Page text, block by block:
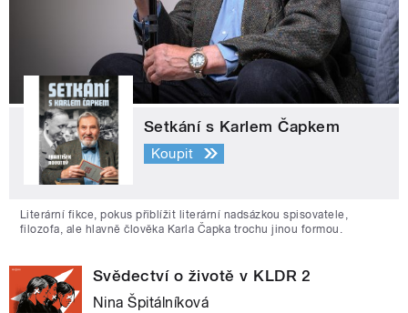
Setkání s Karlem Čapkem
Koupit
Literární fikce, pokus přiblížit literární nadsázkou spisovatele,
filozofa, ale hlavně člověka Karla Čapka trochu jinou formou.
Svědectví o životě v KLDR 2
Nina Špitálníková